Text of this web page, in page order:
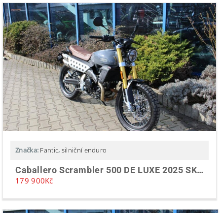
Značka: Fantic, silniční enduro
Caballero Scrambler 500 DE LUXE 2025 SKLADEM
179 900Kč